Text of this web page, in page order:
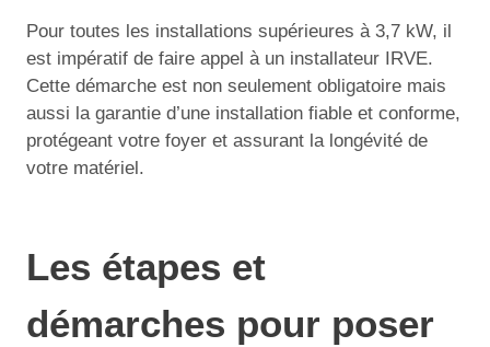
Pour toutes les installations supérieures à 3,7 kW, il
est impératif de faire appel à un installateur IRVE.
Cette démarche est non seulement obligatoire mais
aussi la garantie d’une installation fiable et conforme,
protégeant votre foyer et assurant la longévité de
votre matériel.
Les étapes et
démarches pour poser